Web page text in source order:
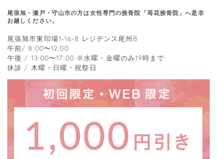
尾張旭・瀬戸・守山市の方は女性専門の接骨院「苺花接骨院」へ是非
お越しください。
尾張旭市東印場1-16-8 レジデンス尾州B
午前/ 8:00〜12:00
午後 / 13:00〜17:00 ※水曜・金曜のみ19時まで
休診 / 木曜・日曜・祝祭日